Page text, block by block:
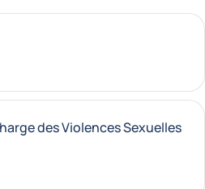
des Violences Sexuelles